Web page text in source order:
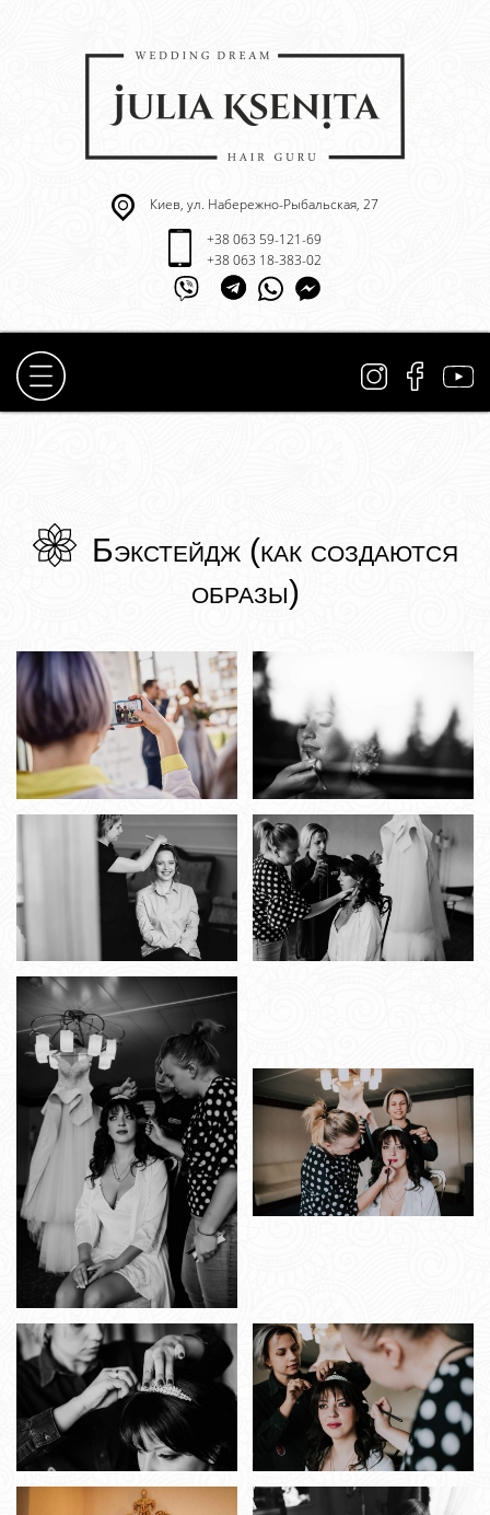
Киев, ул. Набережно-Рыбальская, 27
+38 063 59-121-69
+38 063 18-383-02
Бэкстейдж (как создаются
образы)